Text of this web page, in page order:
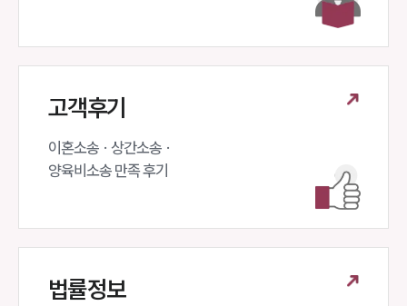
고객후기
이혼소송 · 상간소송 ·
양육비소송 만족 후기
법률정보